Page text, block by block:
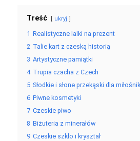
Treść ukryj
1 Realistyczne lalki na prezent
2 Talie kart z czeską historią
3 Artystyczne pamiątki
4 Trupia czacha z Czech
5 Słodkie i słone przekąski dla
6 Piwne kosmetyki
7 Czeskie piwo
8 Biżuteria z minerałów
9 Czeskie szkło i kryształ